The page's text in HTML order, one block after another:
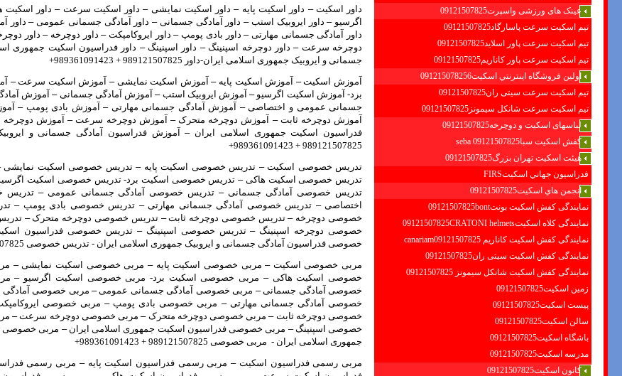
عینک های ورزشی واسپرت09121507825
تیم اسکیت سرعت پاسارگاد09121507825
تیم اسکیت سرعت پاور اسلاید09121507825
تیم اسکیت سرعت پاور کاناریم09121507825
اولين فروشگاه اينترنتي اسكيت091215078256
تیم اسکیت سرعت سیتی ران09121507825
تیم اسکیت سرعت شانکل سیمونز09121507825
لباسهای اسکیت و دوچرخه09121507825
کفش اسکیت سبا09121507825 seba
هیئت اسکیت تهران بزرگ09121507825
فدراسيون جهاني اسكيتFIRS
انجمن هاي اسكيت09121507825
نمایندگی کفش اسکیت بونت09121507825bont
نمایندگی کلاه اسکیت09121507825CRATONI helmets
نمایندگی کفش اسکیت كاناريم canariam09121507825
نمایندگی کفش اسکیت سیتی ران09121507825
نمایندگی کفش اسکیت شانكل سيمونز 09121507825
زمین اسکیت09121507825
پیست اسکیت09121507825
سالن اسکیت09121507825
باشگاه اسکیت09121507825
مدرسه اسکیت09121507825
کانون اسکیت09121507825
داور اسکیت– داور اسکیت پایه–داور اسکیت نمایشی–داور اسکیت سرعت–داور اسکیت
اگرسیو–داور ایروبیک استب–داور آمادگی جسمانی–داور آمادگی جسمانی عمومی–داور
داور آمادگی جسمانی مهارتی–داور بادی پومپ–داور ایروکامپکت–داور دوچرخه–داور
دوچرخه سرعت–داور دوچرخه اسپنینگ– داور اسپنینگ– داور فدراسیون اسکیت جمهوری
جسمانی و ایروبیک جمهوری اسلامی ایران-داور 989121507825 + 989361091423+
آموزش اسکیت– آموزش اسکیت پایه–آموزش اسکیت نمایشی–آموزش اسکیت سرعت–
برد- آموزش اسکیت اگرسیو–آموزش ایروبیک استب–آموزش آمادگی جسمانی–آموزش
جسمانی عمومی و اختصاصی– آموزش آمادگی جسمانی مهارتی–آموزش بادی پومپ–
آموزش دوچرخه ثابت– آموزش دوچرخه متحرک– آموزش دوچرخه سرعت–آموزش دوچرخه
فدراسیون اسکیت جمهوری اسلامی ایران–آموزش فدراسیون آمادگی جسمانی و
989121507825 + 989361091423+
تدریس خصوصی اسکیت– تدریس خصوصی اسکیت پایه– تدریس خصوصی اسکیت نمایشی
تدریس خصوصی اسکیت هاکی–تدریس خصوصی اسکیت برد- تدریس خصوصی اسکیت
تدریس خصوصی آمادگی جسمانی–تدریس خصوصی آمادگی جسمانی عمومی– تدریس
اختصاصی– تدریس خصوصی آمادگی جسمانی مهارتی– تدریس خصوصی بادی پومپ–
خصوصی دوچرخه–تدریس خصوصی دوچرخه ثابت– تدریس خصوصی دوچرخه متحرک–
خصوصی دوچرخه اسپنینگ–تدریس خصوصی اسپنینگ– تدریس خصوصی فدراسیون
خصوصی فدراسیون آمادگی جسمانی و ایروبیک جمهوری اسلامی ایران - تدریس خصوصی 989121507825 + 989361091423+
مربی خصوصی اسکیت–مربی خصوصی اسکیت پایه– مربی خصوصی اسکیت نمایشی–
خصوصی اسکیت هاکی– مربی خصوصی اسکیت برد- مربی خصوصی اسکیت اگرسیو–
خصوصی آمادگی جسمانی– مربی خصوصی آمادگی جسمانی عمومی–مربی خصوصی
خصوصی آمادگی جسمانی مهارتی– مربی خصوصی بادی پومپ–مربی خصوصی
خصوصی دوچرخه ثابت–مربی خصوصی دوچرخه متحرک–مربی خصوصی دوچرخه سرعت–
خصوصی اسپنینگ– مربی خصوصی فدراسیون اسکیت جمهوری اسلامی ایران– مربی خصوصی
جمهوری اسلامی ایران - مربی خصوصی 989121507825 + 989361091423+
مربی رسمی فدراسیون اسکیت–مربی رسمی فدراسیون اسکیت پایه– مربی رسمی